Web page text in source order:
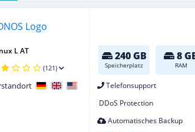
240 GB
Speicherplatz
8
RAM
Telefonsupport
DDoS Protection
Automatisches Backup
L AT
(121)